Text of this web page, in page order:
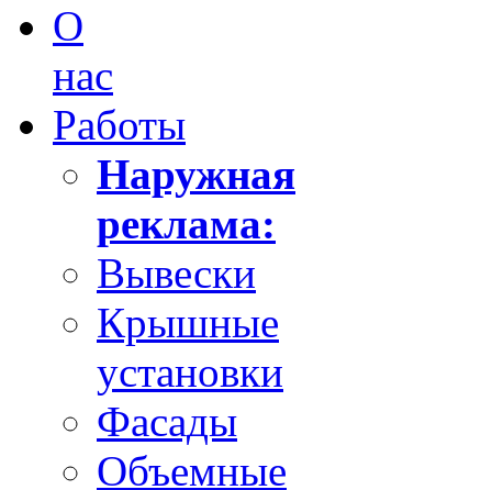
О
нас
Работы
Наружная
реклама:
Вывески
Крышные
установки
Фасады
Объемные